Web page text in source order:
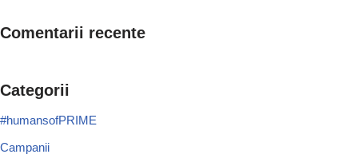
Comentarii recente
Categorii
#humansofPRIME
Campanii